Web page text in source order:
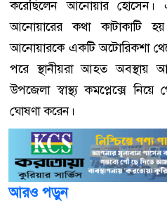
করেছিলেন আনোয়ার হোসেন।
আনোয়ারের কথা কাটাকাটি
আনোয়ারকে একটি অটোরিকশা
পরে স্থানীয়রা আহত অবস্থায়
উপজেলা স্বাস্থ্য কমপ্লেক্সে
ঘোষণা করেন।
আরও পড়ুন